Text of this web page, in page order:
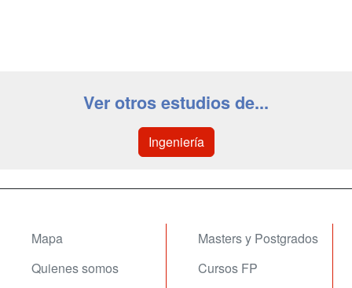
Ver otros estudios de...
Ingeniería
Mapa
Quienes somos
Masters y Postgrados
Cursos FP